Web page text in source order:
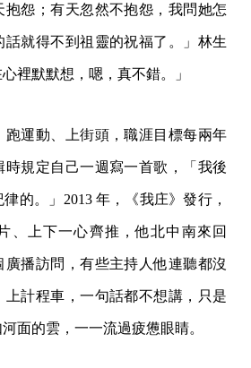
抱怨；有天忽然不抱怨，我問她怎
話就得不到祖靈的祝福了。」林生
裡默默想，嗯，真不錯。」
跑運動、上街頭，職涯目標每兩年
時規定自己一週寫一首歌，「我後
的。」2013 年，《我庄》發行，
、上下一心齊推，他北中南來回
廣播訪問，有些主持人他連聽都沒
上計程車，一句話都不想講，只是
面的雲，一一流過疲憊眼睛。